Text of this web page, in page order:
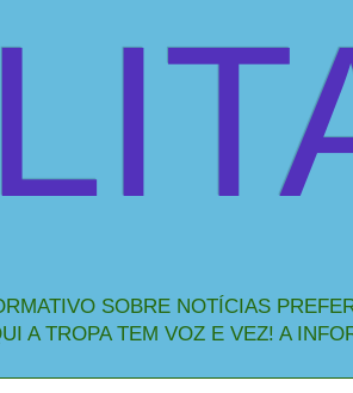
SOBRE NOTÍCIAS
A TROPA TEM VOZ E VEZ! A